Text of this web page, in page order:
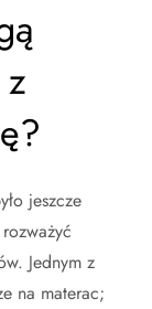
jeszcze
Jednym z
na materac;